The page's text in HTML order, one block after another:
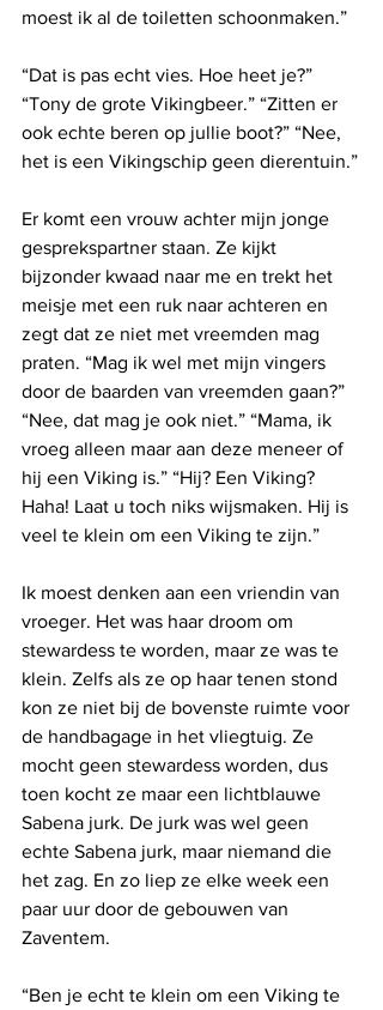
moest ik al de toiletten schoonmaken.”
“Dat is pas echt vies. Hoe heet je?”
“Tony de grote Vikingbeer.” “Zitten er
ook echte beren op jullie boot?” “Nee,
het is een Vikingschip geen dierentuin.”
Er komt een vrouw achter mijn jonge
gesprekspartner staan. Ze kijkt
bijzonder kwaad naar me en trekt het
meisje met een ruk naar achteren en
zegt dat ze niet met vreemden mag
praten. “Mag ik wel met mijn vingers
door de baarden van vreemden gaan?”
“Nee, dat mag je ook niet.” “Mama, ik
vroeg alleen maar aan deze meneer of
hij een Viking is.” “Hij? Een Viking?
Haha! Laat u toch niks wijsmaken. Hij is
veel te klein om een Viking te zijn.”
Ik moest denken aan een vriendin van
vroeger. Het was haar droom om
stewardess te worden, maar ze was te
klein. Zelfs als ze op haar tenen stond
kon ze niet bij de bovenste ruimte voor
de handbagage in het vliegtuig. Ze
mocht geen stewardess worden, dus
toen kocht ze maar een lichtblauwe
Sabena jurk. De jurk was wel geen
echte Sabena jurk, maar niemand die
het zag. En zo liep ze elke week een
paar uur door de gebouwen van
Zaventem.
“Ben je echt te klein om een Viking te